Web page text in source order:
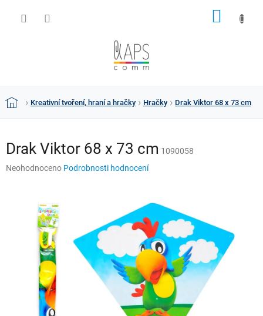
DomůKreativní tvoření, hraní a hračky Hračky Drak Viktor 68 x 73 cm
Drak Viktor 68 x 73 cm 1090058
Průměrné
hvězdiček.
Neohodnoceno Podrobnosti hodnocení